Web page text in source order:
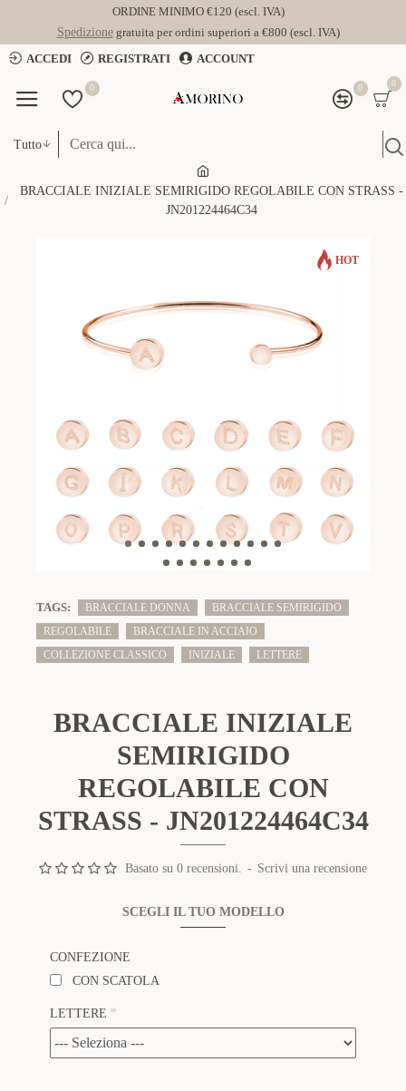
ORDINE MINIMO €120 (escl. IVA)
Spedizionegratuita per ordini superiori a €800 (escl. IVA)
ACCEDI
REGISTRATI ACCOUNT
0 0 0
Tutto
BRACCIALE INIZIALE SEMIRIGIDO REGOLABILE CON STRASS -
JN201224464C34
HOT
TAGS: BRACCIALE DONNA
BRACCIALE SEMIRIGIDO
REGOLABILE
BRACCIALE IN ACCIAIO
COLLEZIONE CLASSICO
INIZIALE LETTERE
BRACCIALE INIZIALE
SEMIRIGIDO
REGOLABILE CON
STRASS - JN201224464C34
Basato su 0 recensioni. - Scrivi una recensione
SCEGLI IL TUO MODELLO
CONFEZIONE
CON SCATOLA
LETTERE